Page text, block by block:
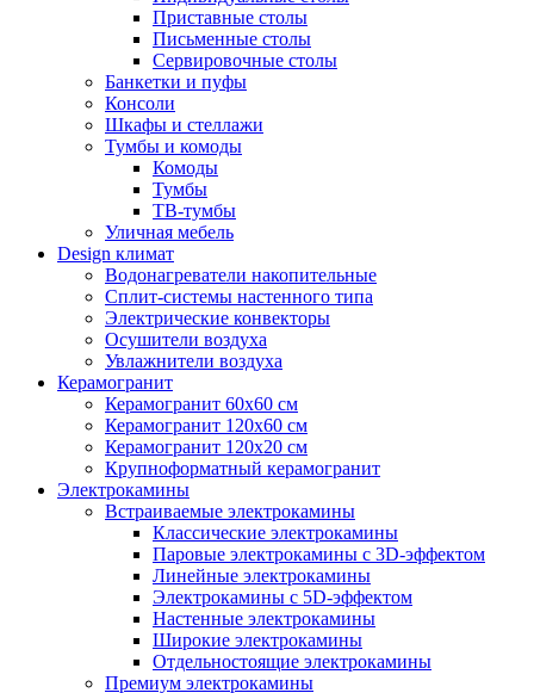
Приставные столы
Письменные столы
Сервировочные столы
Банкетки и пуфы
Консоли
Шкафы и стеллажи
Тумбы и комоды
Комоды
Тумбы
ТВ-тумбы
Уличная мебель
Design климат
Водонагреватели накопительные
Сплит-системы настенного типа
Электрические конвекторы
Осушители воздуха
Увлажнители воздуха
Керамогранит
Керамогранит 60х60 см
Керамогранит 120х60 см
Керамогранит 120х20 см
Крупноформатный керамогранит
Электрокамины
Встраиваемые электрокамины
Классические электрокамины
Паровые электрокамины с 3D-эффектом
Линейные электрокамины
Электрокамины с 5D-эффектом
Настенные электрокамины
Широкие электрокамины
Отдельностоящие электрокамины
Премиум электрокамины